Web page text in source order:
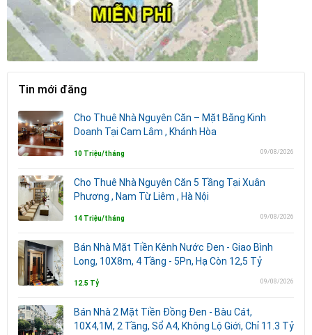
Tin mới đăng
Cho Thuê Nhà Nguyên Căn – Mặt Bằng Kinh
Doanh Tại Cam Lâm , Khánh Hòa
10 Triệu/tháng 09/08/2026
Cho Thuê Nhà Nguyên Căn 5 Tầng Tại Xuân
Phương , Nam Từ Liêm , Hà Nội
14 Triệu/tháng 09/08/2026
Bán Nhà Mặt Tiền Kênh Nước Đen - Giao Bình
Long, 10X8m, 4 Tầng - 5Pn, Hạ Còn 12,5 Tỷ
12.5 Tỷ 09/08/2026
Bán Nhà 2 Mặt Tiền Đồng Đen - Bàu Cát,
10X4,1M, 2 Tầng, Sổ A4, Không Lộ Giới, Chỉ 11.3 Tỷ